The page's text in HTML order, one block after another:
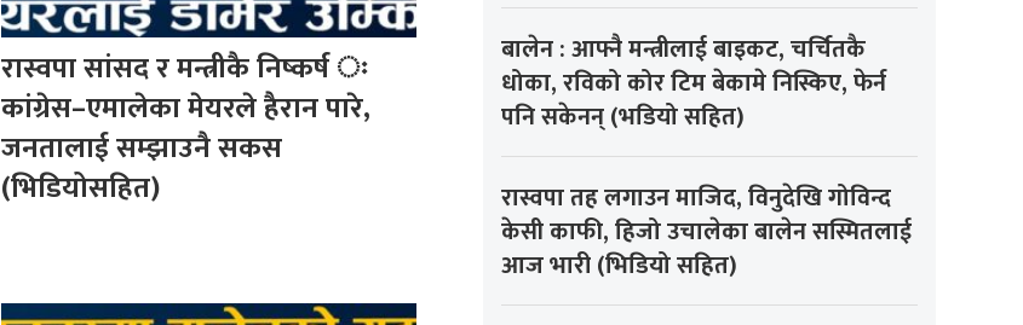
रास्वपा सांसद र मन्त्रीकै निष्कर्ष ः
कांग्रेस–एमालेका मेयरले हैरान पारे,
जनतालाई सम्झाउनै सकस
(भिडियोसहित)
बालेन : आफ्नै मन्त्रीलाई बाइकट, चर्चितकै
धोका, रविको कोर टिम बेकामे निस्किए, फेर्न
पनि सकेनन् (भडियो सहित)
रास्वपा तह लगाउन माजिद, विनुदेखि गोविन्द
केसी काफी, हिजो उचालेका बालेन सस्मितलाई
आज भारी (भिडियो सहित)